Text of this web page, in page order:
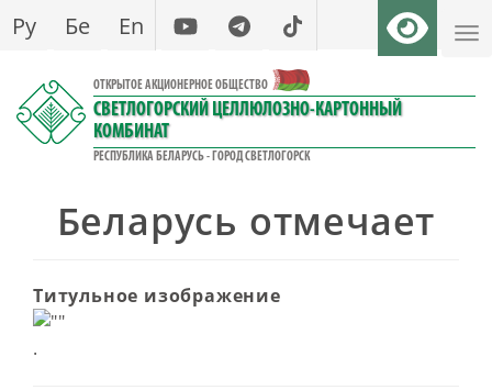
Перейти
содержанию
Ру Бе En
ОТКРЫТОЕ АКЦИОНЕРНОЕ ОБЩЕСТВО
СВЕТЛОГОРСКИЙ ЦЕЛЛЮЛОЗНО-КАРТОННЫЙ
КОМБИНАТ
РЕСПУБЛИКА БЕЛАРУСЬ - ГОРОД СВЕТЛОГОРСК
Беларусь отмечает
Титульное изображение
.